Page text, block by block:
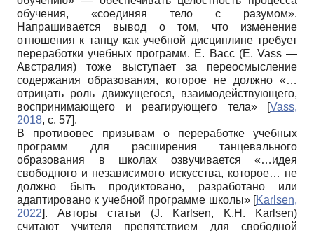
обучения, «соединяя тело с разумом».
Напрашивается вывод о том, что изменение
отношения к танцу как учебной дисциплине требует
переработки учебных программ. Е. Васс (E. Vass —
Австралия) тоже выступает за переосмысление
содержания образования, которое не должно «…
отрицать роль движущегося, взаимодействующего,
воспринимающего и реагирующего тела»
[Vass,
2018, с. 57].
В противовес призывам о переработке учебных
программ для расширения танцевального
образования в школах озвучивается «…идея
свободного и независимого искусства, которое… не
должно быть продиктовано, разработано или
адаптировано к учебной программе школы» [Karlsen,
2022]. Авторы статьи (J. Karlsen, K.H. Karlsen)
считают учителя препятствием для свободной